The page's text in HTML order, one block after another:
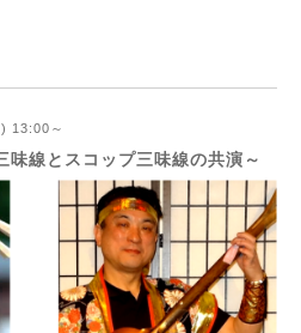
13:00～
線とスコップ三味線の共演～